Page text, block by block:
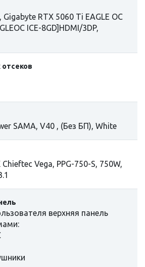
Gigabyte RTX 5060 Ti EAGLE OC
ICE-8GD]HDMI/3DP,
SAMA, V40 , (Без БП), White
Vega, PPG-750-S, 750W,
верхняя панель